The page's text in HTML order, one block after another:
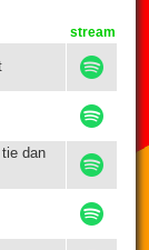
stream
dan